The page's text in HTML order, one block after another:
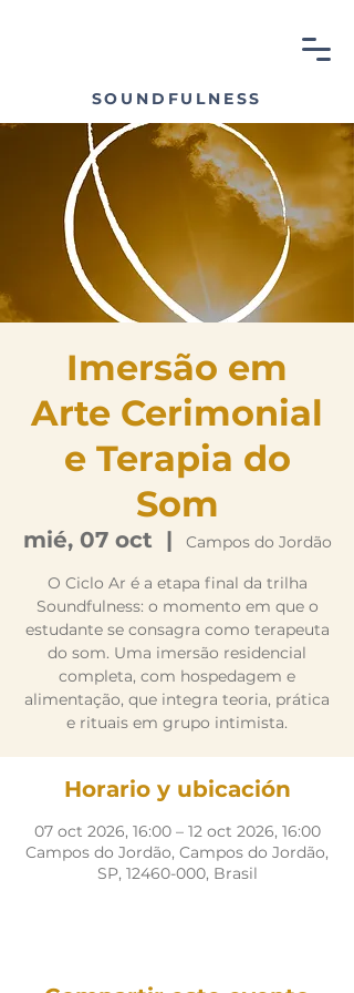
SOUNDFULNESS
Imersão em
Arte Cerimonial
e Terapia do
Som
mié, 07 oct
  |
Campos do Jordão
O Ciclo Ar é a etapa final da trilha
Soundfulness: o momento em que o
estudante se consagra como terapeuta
do som. Uma imersão residencial
completa, com hospedagem e
alimentação, que integra teoria, prática
e rituais em grupo intimista.
Horario y ubicación
07 oct 2026, 16:00 – 12 oct 2026, 16:00
Campos do Jordão, Campos do Jordão,
SP, 12460-000, Brasil